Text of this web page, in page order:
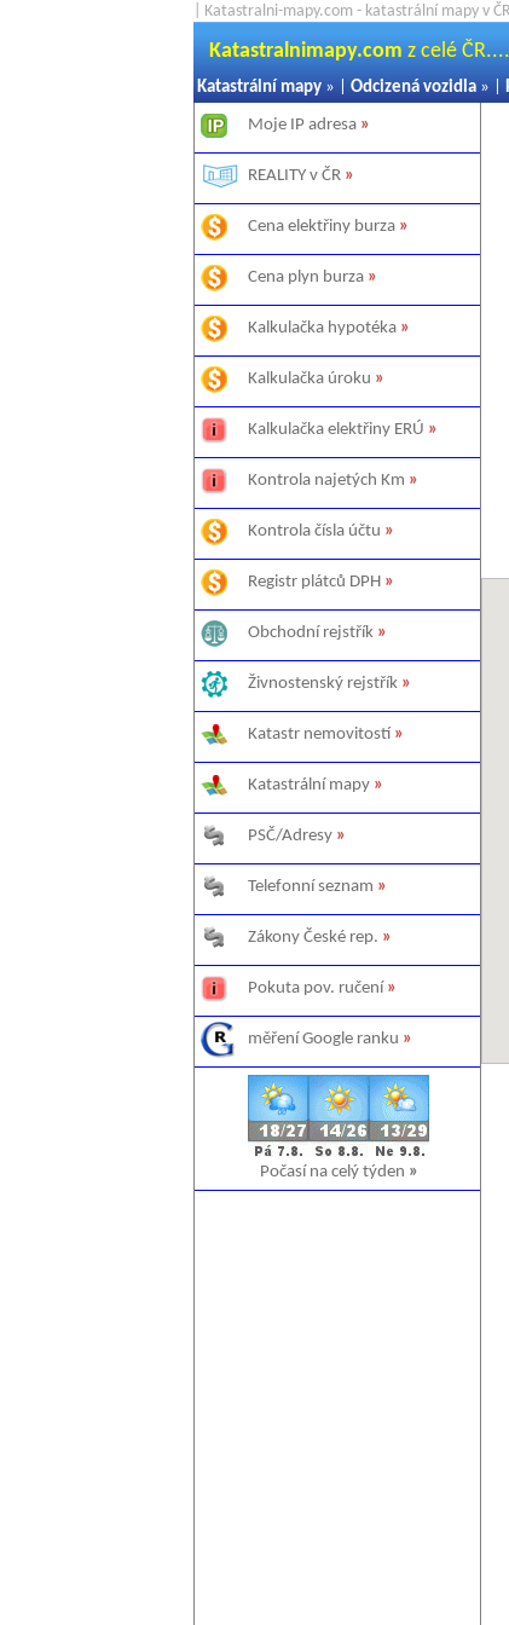
| Katastralni-mapy.com - katastrální mapy v
Katastralnimapy.com z celé ČR....
Katastrální mapy » | Odcizená vozidla » |
Moje IP adresa »
REALITY v ČR »
Cena elektřiny burza »
Cena plyn burza »
Kalkulačka hypotéka »
Kalkulačka úroku »
Kalkulačka elektřiny ERÚ »
Kontrola najetých Km »
Kontrola čísla účtu »
Registr plátců DPH »
Obchodní rejstřík »
Živnostenský rejstřík »
Katastr nemovitostí »
Katastrální mapy »
PSČ/Adresy »
Telefonní seznam »
Zákony České rep. »
Pokuta pov. ručení »
měření Google ranku »
Počasí na celý týden »